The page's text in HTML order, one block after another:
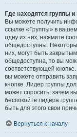
Где находятся группы и
Вы можете получить
ссылке «Группы» в
одну из них, нажмите
общедоступны.
них, могут быть
общедоступна, то вы
соответствующей
вы можете отправить
кнопке. Лидер группы
может спросить, зачем
беспокойте лидера
быть для этого свои
Вернуться к началу